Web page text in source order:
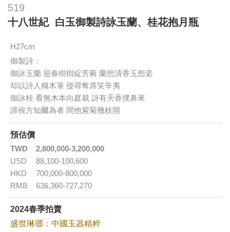
519
十八世紀 白玉御製詩詠玉蘭、桂花抱月瓶
H27cm
御製詩：
御詠玉蘭 迎春樹樹綻芳蕤 蘭想清香玉想姿
却以詩人稱木筆 侵尋奪席笑辛夷
御詠桂 看無木本向庭栽 訝有天香撲鼻來
諦視方知爾為者 間他紫菊幾枝開
預估價
TWD
2,800,000-3,200,000
USD
88,100-100,600
HKD
700,000-800,000
RMB
636,360-727,270
2024春季拍賣
盛世琳瑯：中國玉器精粹